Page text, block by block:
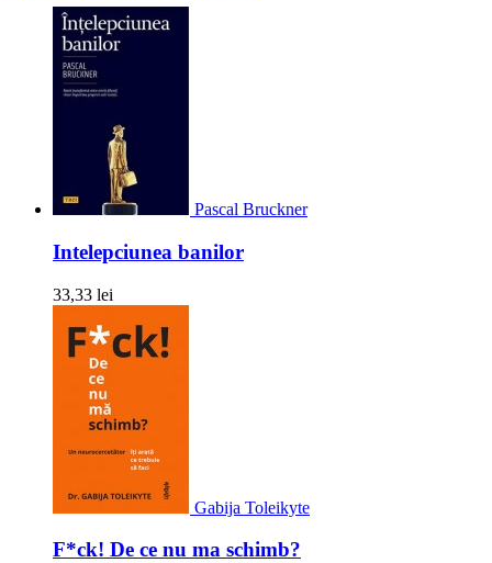
Pascal Bruckner
Intelepciunea banilor
33,33 lei
Gabija Toleikyte
F*ck! De ce nu ma schimb?